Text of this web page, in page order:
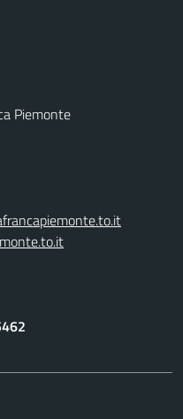
Piemonte